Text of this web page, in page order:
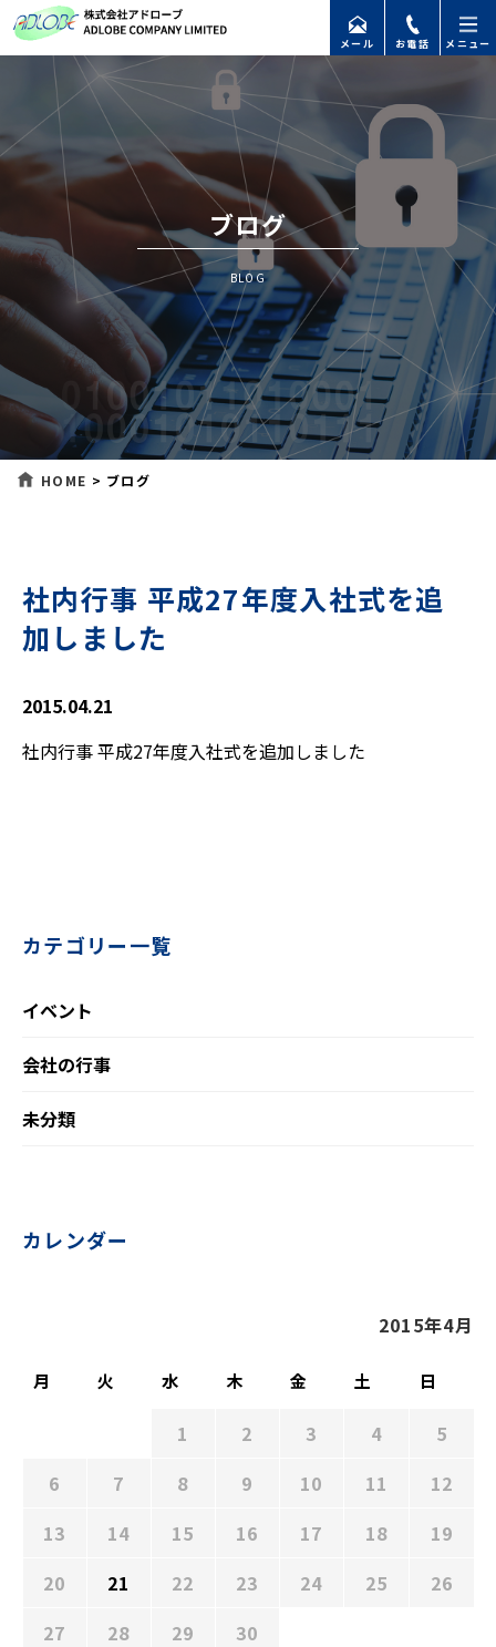
メール お電話 メニュー
ブログ
BLOG
HOME > ブログ
社内行事 平成27年度入社式を追
加しました
2015.04.21
社内行事 平成27年度入社式を追加しました
カテゴリー一覧
イベント
会社の行事
未分類
カレンダー
2015年4月
月 火 水 木 金 土 日
1 2 3 4
5
6
7 8 9 10 11
12
13
14 15 16 17 18
19
20
21 22 23 24 25
26
27
28 29
30